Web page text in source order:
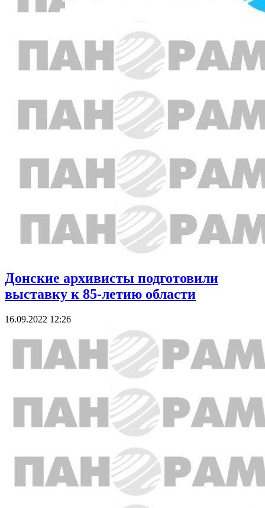
Донские архивисты подготовили
выставку к 85-летию области
16.09.2022 12:26